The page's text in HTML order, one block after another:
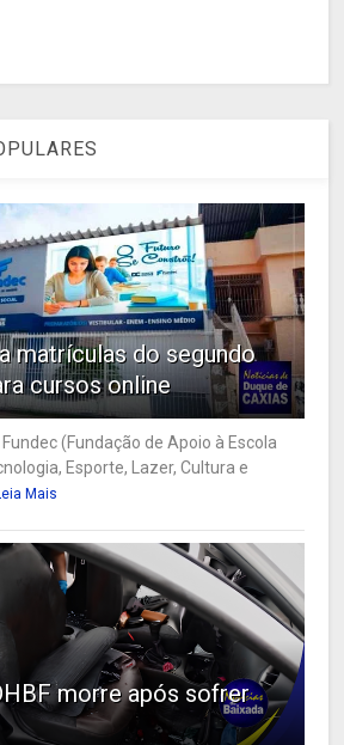
matrículas do segundo
cursos online
(Fundação de Apoio à Escola
Esporte, Lazer, Cultura e
Mais
morre após sofrer